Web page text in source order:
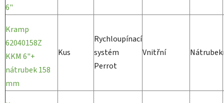
6"
Kramp
62040158Z
KKM 6"+
nátrubek 158
mm
Kus
Rychloupínací
systém
Perrot
Vnitřní Nátrubek